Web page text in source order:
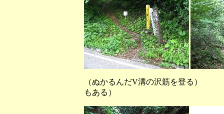
（ぬかるんだV溝の沢筋を登
もある）